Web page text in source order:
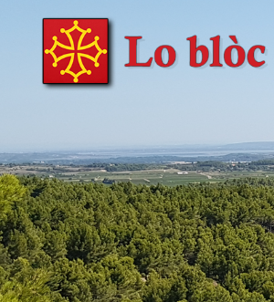
País
Paratge e Convivència